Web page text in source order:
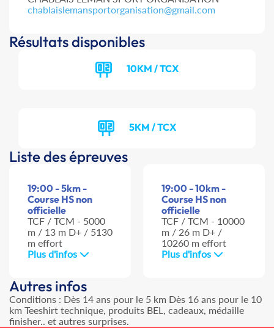
chablaislemansportorganisation@gmail.com
Résultats disponibles
10KM / TCX
5KM / TCX
Liste des épreuves
19:00 - 5km -
Course HS non
officielle
TCF / TCM - 5000
m / 13 m D+ / 5130
m effort
Plus d'infos
19:00 - 10km -
Course HS non
officielle
TCF / TCM - 10000
m / 26 m D+ /
10260 m effort
Plus d'infos
Autres infos
Conditions : Dès 14 ans pour le 5 km Dès 16 ans pour le 10
km Teeshirt technique, produits BEL, cadeaux, médaille
finisher.. et autres surprises.